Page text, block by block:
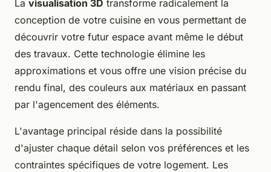
La visualisation 3D transforme radicalement la
conception de votre cuisine en vous permettant de
découvrir votre futur espace avant même le début
des travaux. Cette technologie élimine les
approximations et vous offre une vision précise du
rendu final, des couleurs aux matériaux en passant
par l'agencement des éléments.
L'avantage principal réside dans la possibilité
d'ajuster chaque détail selon vos préférences et les
contraintes spécifiques de votre logement. Les